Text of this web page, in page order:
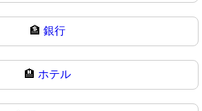
🏦 銀行
🏨 ホテル